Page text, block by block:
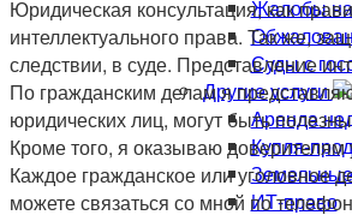
Жалобы
Суды с
Другие услуги
Аренда
Купля-
ИТ-право
Юридическая консультация, как
интеллектуального права. Так же,
следствии, в суде. Представление
По гражданcким делам я
юридических лиц, могут быть
Кроме того, я оказываю
Каждое гражданское или уголовное
можете связаться со мной по